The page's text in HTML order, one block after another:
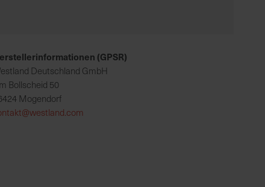
(GPSR)
Deutschland GmbH
Bollscheid 50
Mogendorf